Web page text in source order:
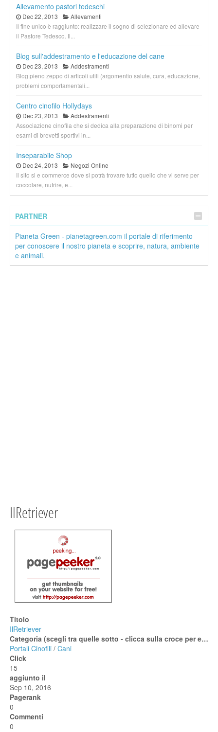
Allevamento pastori tedeschi
Dec 22, 2013
Allevamenti
Il fine unico è raggiunto: realizzare il sogno di selezionare ed allevare
il Pastore Tedesco. Il...
Blog sull'addestramento e l'educazione del cane
Dec 23, 2013
Addestramenti
Blog pieno zeppo di articoli utili (argomentio salute, cura, educazione,
problemi comportamentali...
Centro cinofilo Hollydays
Dec 23, 2013
Addestramenti
Associazione cinofila che si dedica alla preparazione di binomi per
esami di brevetti sportivi in...
Inseparabile Shop
Dec 24, 2013
Negozi Online
Il sito si e commerce dove si potrà trovare tutto quello che vi serve per
coccolare, nutrire, e...
PARTNER
Pianeta Green - pianetagreen.com il portale di riferimento
per conoscere il nostro pianeta e scoprire, natura, ambiente
e animali.
IlRetriever
Titolo
IlRetriever
Categoria (scegli tra quelle sotto - clicca sulla croce per espanderle)
Portali Cinofili / Cani
Click
15
aggiunto il
Sep 10, 2016
Pagerank
0
Commenti
0